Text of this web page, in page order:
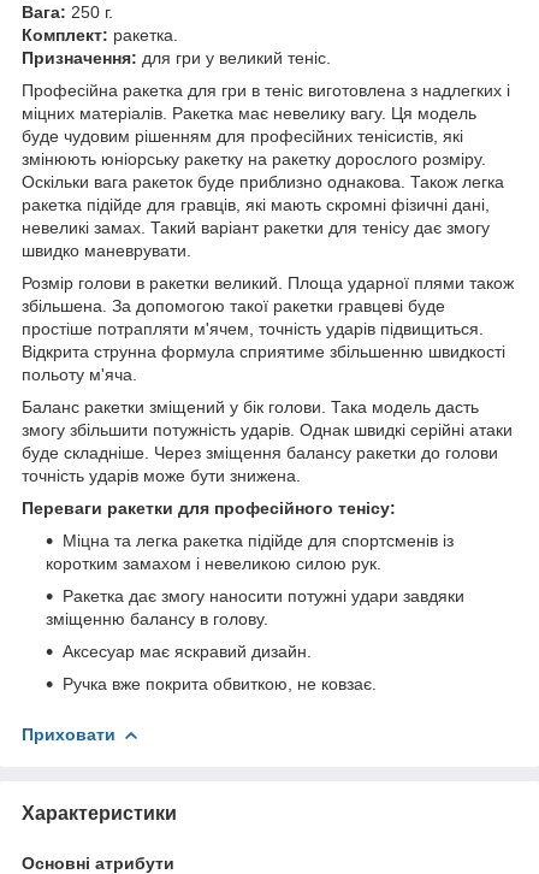
Вага: 250 г.
Комплект: ракетка.
Призначення: для гри у великий теніс.
Професійна ракетка для гри в теніс виготовлена з надлегких і
міцних матеріалів. Ракетка має невелику вагу. Ця модель
буде чудовим рішенням для професійних тенісистів, які
змінюють юніорську ракетку на ракетку дорослого розміру.
Оскільки вага ракеток буде приблизно однакова. Також легка
ракетка підійде для гравців, які мають скромні фізичні дані,
невеликі замах. Такий варіант ракетки для тенісу дає змогу
швидко маневрувати.
Розмір голови в ракетки великий. Площа ударної плями також
збільшена. За допомогою такої ракетки гравцеві буде
простіше потрапляти м'ячем, точність ударів підвищиться.
Відкрита струнна формула сприятиме збільшенню швидкості
польоту м'яча.
Баланс ракетки зміщений у бік голови. Така модель дасть
змогу збільшити потужність ударів. Однак швидкі серійні атаки
буде складніше. Через зміщення балансу ракетки до голови
точність ударів може бути знижена.
Переваги ракетки для професійного тенісу:
Міцна та легка ракетка підійде для спортсменів із
коротким замахом і невеликою силою рук.
Ракетка дає змогу наносити потужні удари завдяки
зміщенню балансу в голову.
Аксесуар має яскравий дизайн.
Ручка вже покрита обвиткою, не ковзає.
Приховати
Характеристики
Основні атрибути